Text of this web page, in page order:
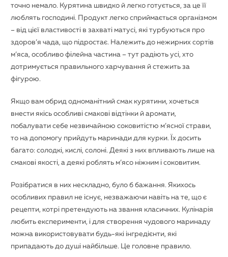
точно немало. Курятина швидко й легко готується, за це її
люблять господині. Продукт легко сприймається організмом
– від цієї властивості в захваті матусі, які турбуються про
здоров’я чада, що підростає. Належить до нежирних сортів
м’яса, особливо філейна частина – тут радіють усі, хто
дотримується правильного харчування й стежить за
фігурою.
Якщо вам обрид одноманітний смак курятини, хочеться
внести якісь особливі смакові відтінки й аромати,
побалувати себе незвичайною соковитістю м’ясної страви,
то на допомогу прийдуть маринади для курки. Їх досить
багато: солодкі, кислі, солоні. Деякі з них впливають лише на
смакові якості, а деякі роблять м’ясо ніжним і соковитим.
Розібратися в них нескладно, було б бажання. Якихось
особливих правил не існує, незважаючи навіть на те, що є
рецепти, котрі претендують на звання класичних. Кулінарія
любить експерименти, і для створення чудового маринаду
можна використовувати будь-які інгредієнти, які
припадають до душі найбільше. Це головне правило.